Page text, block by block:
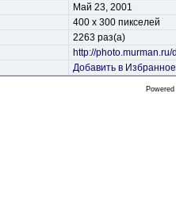
Май 23, 2001
400 x 300 пикселей
2263 раз(а)
http://
Добавить в Избранное